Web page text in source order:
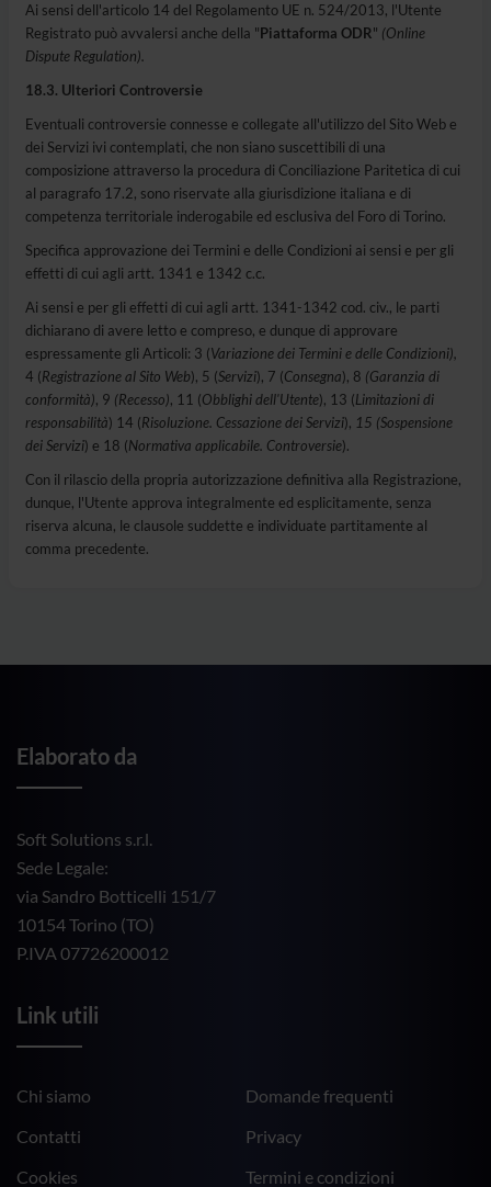
Ai sensi dell'articolo 14 del Regolamento UE n. 524/2013, l'Utente
Registrato può avvalersi anche della "Piattaforma ODR" (Online
Dispute Regulation).
18.3. Ulteriori Controversie
Eventuali controversie connesse e collegate all'utilizzo del Sito Web e
dei Servizi ivi contemplati, che non siano suscettibili di una
composizione attraverso la procedura di Conciliazione Paritetica di cui
al paragrafo 17.2, sono riservate alla giurisdizione italiana e di
competenza territoriale inderogabile ed esclusiva del Foro di Torino.
Specifica approvazione dei Termini e delle Condizioni ai sensi e per gli
effetti di cui agli artt. 1341 e 1342 c.c.
Ai sensi e per gli effetti di cui agli artt. 1341-1342 cod. civ., le parti
dichiarano di avere letto e compreso, e dunque di approvare
espressamente gli Articoli: 3 (Variazione dei Termini e delle Condizioni),
4 (Registrazione al Sito Web), 5 (Servizi), 7 (Consegna), 8 (Garanzia di
conformità), 9 (Recesso), 11 (Obblighi dell'Utente), 13 (Limitazioni di
responsabilità) 14 (Risoluzione. Cessazione dei Servizi), 15 (Sospensione
dei Servizi) e 18 (Normativa applicabile. Controversie).
Con il rilascio della propria autorizzazione definitiva alla Registrazione,
dunque, l'Utente approva integralmente ed esplicitamente, senza
riserva alcuna, le clausole suddette e individuate partitamente al
comma precedente.
Elaborato da
Soft Solutions s.r.l.
Sede Legale:
via Sandro Botticelli 151/7
10154 Torino (TO)
P.IVA 07726200012
Link utili
Chi siamo
Domande frequenti
Contatti
Privacy
Cookies
Termini e condizioni